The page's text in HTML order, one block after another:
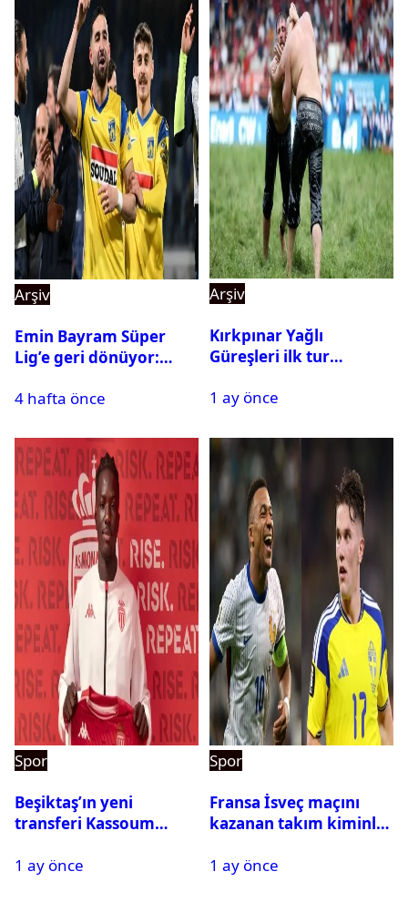
Arşiv
Emin Bayram Süper
Lig’e geri dönüyor:
4 hafta önce
Arşiv
Kırkpınar Yağlı
Güreşleri ilk tur
2. tura geçen
1 ay önce
Spor
Beşiktaş’ın yeni
transferi Kassoum
gelecek? Resmi
1 ay önce
Spor
Fransa İsveç maçını
kazanan takım kiminle
turundaki rakip belli
1 ay önce